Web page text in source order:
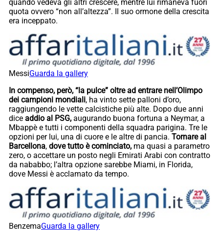
quando vedeva gli altri crescere, mentre lui rimaneva fuori
quota ovvero “non all’altezza”. Il suo ormone della crescita
era inceppato.
MessiGuarda la gallery
In compenso, però, “la pulce” oltre ad entrare nell’Olimpo
dei campioni mondiali, ha vinto sette palloni d’oro,
raggiungendo le vette calcistiche più alte. Dopo due anni
dice addio al PSG, augurando buona fortuna a Neymar, a
Mbappè e tutti i componenti della squadra parigina. Tre le
opzioni per lui, una di cuore e le altre di pancia. Tornare al
Barcellona, dove tutto è cominciato, ma quasi a parametro
zero, o accettare un posto negli Emirati Arabi con contratto
da nababbo; l’altra opzione sarebbe Miami, in Florida,
dove Messi è acclamato da tempo.
BenzemaGuarda la gallery